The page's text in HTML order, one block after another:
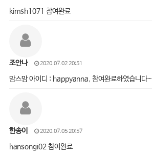
kimsh1071 참여완료
조안나 2020.07.02 20:51
맘스맘 아이디 : happyanna, 참여완료하였습니다~
한송이 2020.07.05 20:57
hansongi02 참여완료